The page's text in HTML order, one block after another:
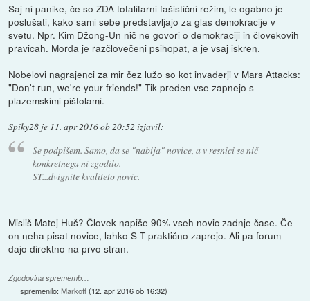
Saj ni panike, če so ZDA totalitarni fašistični režim, le ogabno je
poslušati, kako sami sebe predstavljajo za glas demokracije v
svetu. Npr. Kim Džong-Un nič ne govori o demokraciji in človekovih
pravicah. Morda je razčlovečeni psihopat, a je vsaj iskren.
Nobelovi nagrajenci za mir čez lužo so kot invaderji v Mars Attacks:
"Don't run, we're your friends!" Tik preden vse zapnejo s
plazemskimi pištolami.
Spiky28 je 11. apr 2016 ob 20:52 izjavil:
Se podpišem. Samo, da se "nabija" novice, a v resnici se nič
konkretnega ni zgodilo.
ST...dvignite kvaliteto novic.
Misliš Matej Huš? Človek napiše 90% vseh novic zadnje čase. Če
on neha pisat novice, lahko S-T praktično zaprejo. Ali pa forum
dajo direktno na prvo stran.
Zgodovina sprememb…
spremenilo:Markoff(12. apr 2016 ob 16:32)